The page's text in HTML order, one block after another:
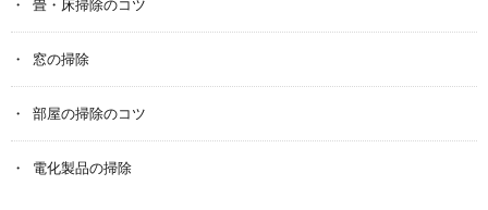
畳・床掃除のコツ
窓の掃除
部屋の掃除のコツ
電化製品の掃除